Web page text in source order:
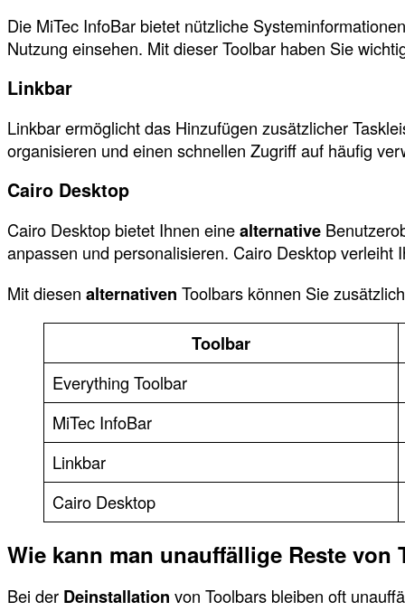
Die MiTec InfoBar bietet nützliche
Nutzung einsehen. Mit dieser Toolbar haben Sie
Linkbar
Linkbar ermöglicht das Hinzufügen zusätzlicher
organisieren und einen schnellen Zugriff auf häufig
Cairo Desktop
Cairo Desktop bietet Ihnen einealternative
anpassen und personalisieren. Cairo Desktop verleiht
Mit diesen alternativen Toolbars können Sie
Toolbar
Everything Toolbar
MiTec InfoBar
Linkbar
Cairo Desktop
Wie kann man unauffällige Reste von
Bei der Deinstallation von Toolbars bleiben oft